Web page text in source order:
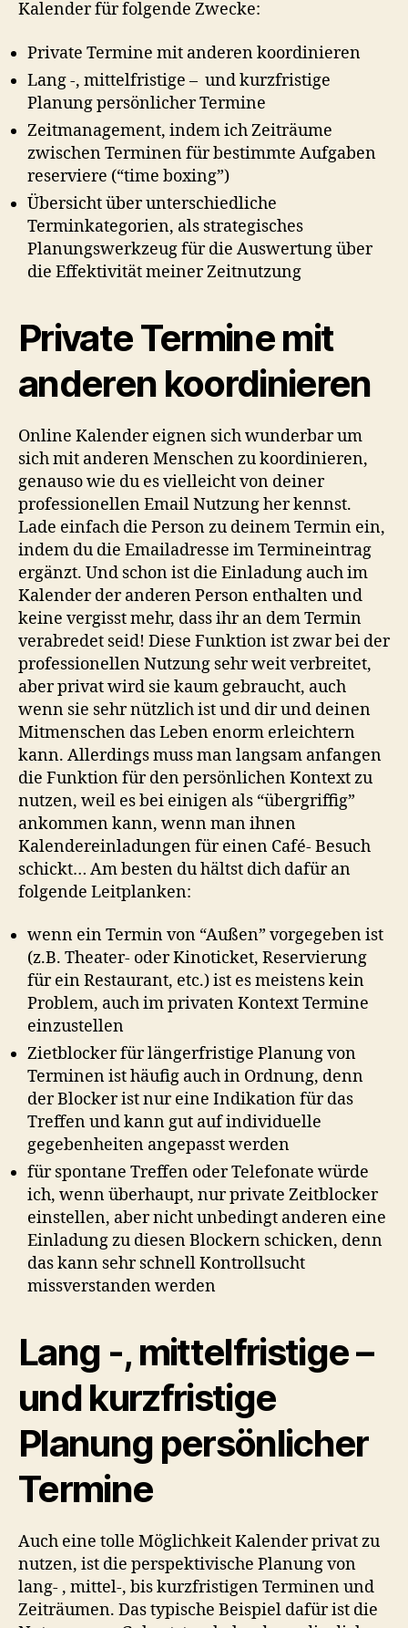
Kalender für folgende Zwecke:
Private Termine mit anderen koordinieren
Lang -, mittelfristige – und kurzfristige
Planung persönlicher Termine
Zeitmanagement, indem ich Zeiträume
zwischen Terminen für bestimmte Aufgaben
reserviere (“time boxing”)
Übersicht über unterschiedliche
Terminkategorien, als strategisches
Planungswerkzeug für die Auswertung über
die Effektivität meiner Zeitnutzung
Private Termine mit
anderen koordinieren
Online Kalender eignen sich wunderbar um
sich mit anderen Menschen zu koordinieren,
genauso wie du es vielleicht von deiner
professionellen Email Nutzung her kennst.
Lade einfach die Person zu deinem Termin ein,
indem du die Emailadresse im Termineintrag
ergänzt. Und schon ist die Einladung auch im
Kalender der anderen Person enthalten und
keine vergisst mehr, dass ihr an dem Termin
verabredet seid! Diese Funktion ist zwar bei der
professionellen Nutzung sehr weit verbreitet,
aber privat wird sie kaum gebraucht, auch
wenn sie sehr nützlich ist und dir und deinen
Mitmenschen das Leben enorm erleichtern
kann. Allerdings muss man langsam anfangen
die Funktion für den persönlichen Kontext zu
nutzen, weil es bei einigen als “übergriffig”
ankommen kann, wenn man ihnen
Kalendereinladungen für einen Café- Besuch
schickt… Am besten du hältst dich dafür an
folgende Leitplanken:
wenn ein Termin von “Außen” vorgegeben ist
(z.B. Theater- oder Kinoticket, Reservierung
für ein Restaurant, etc.) ist es meistens kein
Problem, auch im privaten Kontext Termine
einzustellen
Zietblocker für längerfristige Planung von
Terminen ist häufig auch in Ordnung, denn
der Blocker ist nur eine Indikation für das
Treffen und kann gut auf individuelle
gegebenheiten angepasst werden
für spontane Treffen oder Telefonate würde
ich, wenn überhaupt, nur private Zeitblocker
einstellen, aber nicht unbedingt anderen eine
Einladung zu diesen Blockern schicken, denn
das kann sehr schnell Kontrollsucht
missverstanden werden
Lang -, mittelfristige –
und kurzfristige
Planung persönlicher
Termine
Auch eine tolle Möglichkeit Kalender privat zu
nutzen, ist die perspektivische Planung von
lang- , mittel-, bis kurzfristigen Terminen und
Zeiträumen. Das typische Beispiel dafür ist die